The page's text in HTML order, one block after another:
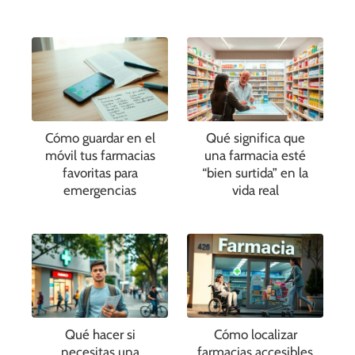
Cómo guardar en el
móvil tus farmacias
favoritas para
emergencias
Qué significa que
una farmacia esté
“bien surtida” en la
vida real
Qué hacer si
necesitas una
Cómo localizar
farmacias accesibles